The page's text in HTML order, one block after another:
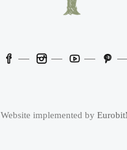
Website implemented by